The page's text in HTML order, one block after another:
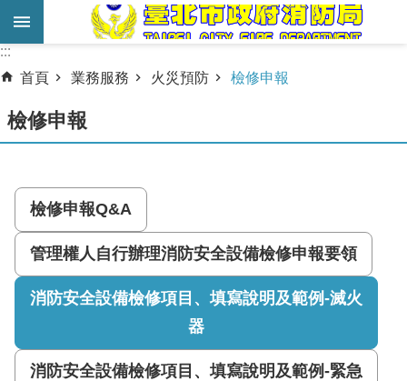
跳到主要內容區塊
進
搜
尋
業
務
服
務
機
介
:::
:::
首頁
業務服務 火災預防 檢修申報
檢修申報
檢修申報Q&A
管理權人自行辦理消防安全設備檢修申報要領
消防安全設備檢修項目、填寫說明及範例-滅火
器
消防安全設備檢修項目、填寫說明及範例-緊急